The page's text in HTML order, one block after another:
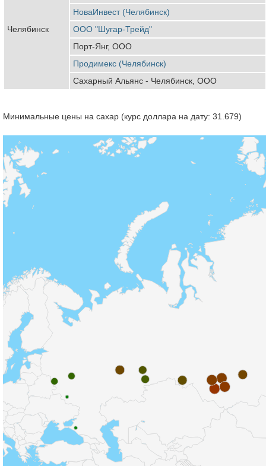
Челябинск
НоваИнвест (Челябинск)
ООО "Шугар-Трейд"
Порт-Янг, ООО
Продимекс (Челябинск)
Сахарный Альянс - Челябинск, ООО
Минимальные цены на сахар (курс доллара на дату: 31.679)